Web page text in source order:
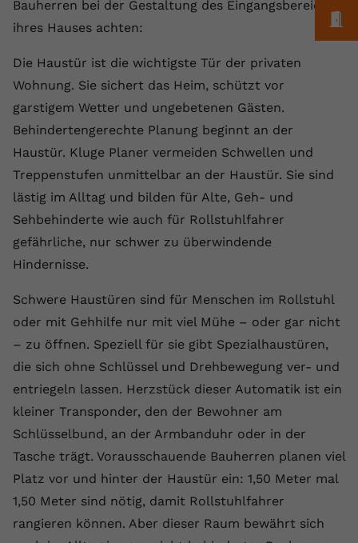
Bauherren bei der Gestaltung des Eingangsbereichs
ihres Hauses achten:
Die Haustür ist die wichtigste Tür der privaten
Wohnung. Sie sichert das Heim, schützt vor
garstigem Wetter und ungebetenen Gästen.
Behindertengerechte Planung beginnt an der
Haustür. Kluge Planer vermeiden Schwellen und
Treppenstufen unmittelbar an der Haustür. Sie sind
lästig im Alltag und bilden für Alte, Geh- und
Sehbehinderte wie auch für Rollstuhlfahrer
gefährliche, nur schwer zu überwindende
Hindernisse.
Schwere Haustüren sind für Menschen im Rollstuhl
oder mit Gehhilfe nur mit viel Mühe – oder gar nicht
– zu öffnen. Speziell für sie gibt Spezialhaustüren,
die sich ohne Schlüssel und Drehbewegung ver- und
entriegeln lassen. Herzstück dieser Automatik ist ein
kleiner Transponder, den der Bewohner am
Schlüsselbund, an der Armbanduhr oder in der
Tasche trägt. Vorausschauende Bauherren planen viel
Platz vor und hinter der Haustür ein: 1,50 Meter mal
1,50 Meter sind nötig, damit Rollstuhlfahrer
rangieren können. Aber dieser Raum bewährt sich
Laufzeit 1 Jahr
Zweck
Einstellungen. Unter anderem eine
zufällig generierte ID, für die
historische Speicherung Ihrer
vorgenommen Einstellungen, falls der
Webseiten-Betreiber dies eingestellt
Name fe_typo_user
Laufzeit
Zweck
Dieses Cookie wird verwendet, um die
Speicherung von
Benutzereinstellungen zu ermöglichen.
Zweck
wiederzuerkennen und statistische
Informationen zur Nutzung der
Name _gcl au
Zweck
Wird von Google Ads für das
Conversion-Tracking verwendet, um
Cookie-Informationen anzeigen
Wir verwenden auf unserer Website externe Inhalte,
um Ihnen zusätzliche Informationen anzubieten.
Name
Anbieter vimeo.com
Zweck
Vimeo installiert dieses Cookie, um
Tracking-Informationen zu sammeln,
setzt.
Name CONSENT
Laufzeit 2 Jahre
Zweck
eingebettete YouTube-Videos und
registriert anonyme statistische Daten.
Name
Cookie-Informationen anzeigen